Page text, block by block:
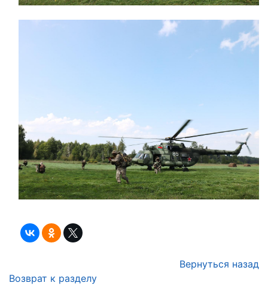
Вернуться назад
Возврат к разделу